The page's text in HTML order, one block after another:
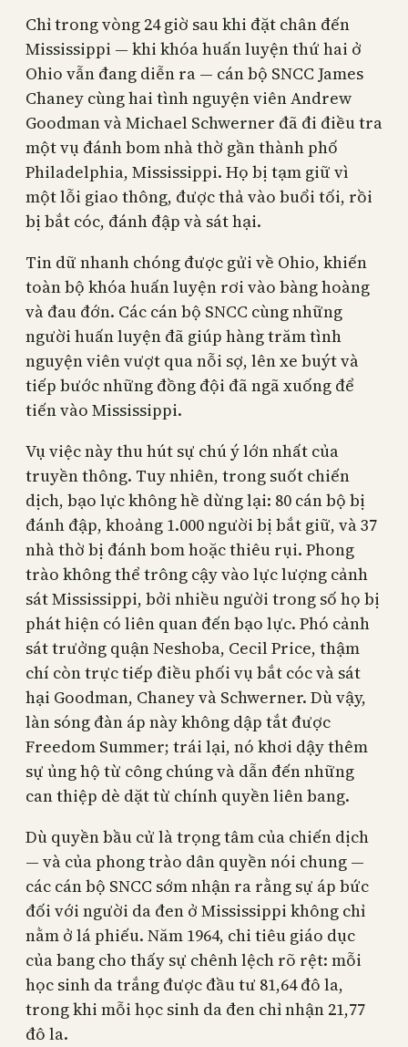
Chỉ trong vòng 24 giờ sau khi đặt chân đến
Mississippi — khi khóa huấn luyện thứ hai ở
Ohio vẫn đang diễn ra — cán bộ SNCC James
Chaney cùng hai tình nguyện viên Andrew
Goodman và Michael Schwerner đã đi điều tra
một vụ đánh bom nhà thờ gần thành phố
Philadelphia, Mississippi. Họ bị tạm giữ vì
một lỗi giao thông, được thả vào buổi tối, rồi
bị bắt cóc, đánh đập và sát hại.
Tin dữ nhanh chóng được gửi về Ohio, khiến
toàn bộ khóa huấn luyện rơi vào bàng hoàng
và đau đớn. Các cán bộ SNCC cùng những
người huấn luyện đã giúp hàng trăm tình
nguyện viên vượt qua nỗi sợ, lên xe buýt và
tiếp bước những đồng đội đã ngã xuống để
tiến vào Mississippi.
Vụ việc này thu hút sự chú ý lớn nhất của
truyền thông. Tuy nhiên, trong suốt chiến
dịch, bạo lực không hề dừng lại: 80 cán bộ bị
đánh đập, khoảng 1.000 người bị bắt giữ, và 37
nhà thờ bị đánh bom hoặc thiêu rụi. Phong
trào không thể trông cậy vào lực lượng cảnh
sát Mississippi, bởi nhiều người trong số họ bị
phát hiện có liên quan đến bạo lực. Phó cảnh
sát trưởng quận Neshoba, Cecil Price, thậm
chí còn trực tiếp điều phối vụ bắt cóc và sát
hại Goodman, Chaney và Schwerner. Dù vậy,
làn sóng đàn áp này không dập tắt được
Freedom Summer; trái lại, nó khơi dậy thêm
sự ủng hộ từ công chúng và dẫn đến những
can thiệp dè dặt từ chính quyền liên bang.
Dù quyền bầu cử là trọng tâm của chiến dịch
— và của phong trào dân quyền nói chung —
các cán bộ SNCC sớm nhận ra rằng sự áp bức
đối với người da đen ở Mississippi không chỉ
nằm ở lá phiếu. Năm 1964, chi tiêu giáo dục
của bang cho thấy sự chênh lệch rõ rệt: mỗi
học sinh da trắng được đầu tư 81,64 đô la,
trong khi mỗi học sinh da đen chỉ nhận 21,77
đô la.